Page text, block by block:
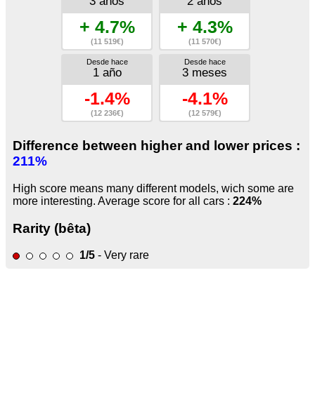
+ 4.7%
(11 519€)
+ 4.3%
(11 570€)
Desde hace
1 año
-1.4%
(12 236€)
Desde hace
3 meses
-4.1%
(12 579€)
Difference between higher and lower prices :
211%
High score means many different models, wich some are
more interesting. Average score for all cars : 224%
Rarity (bêta)
1/5 - Very rare